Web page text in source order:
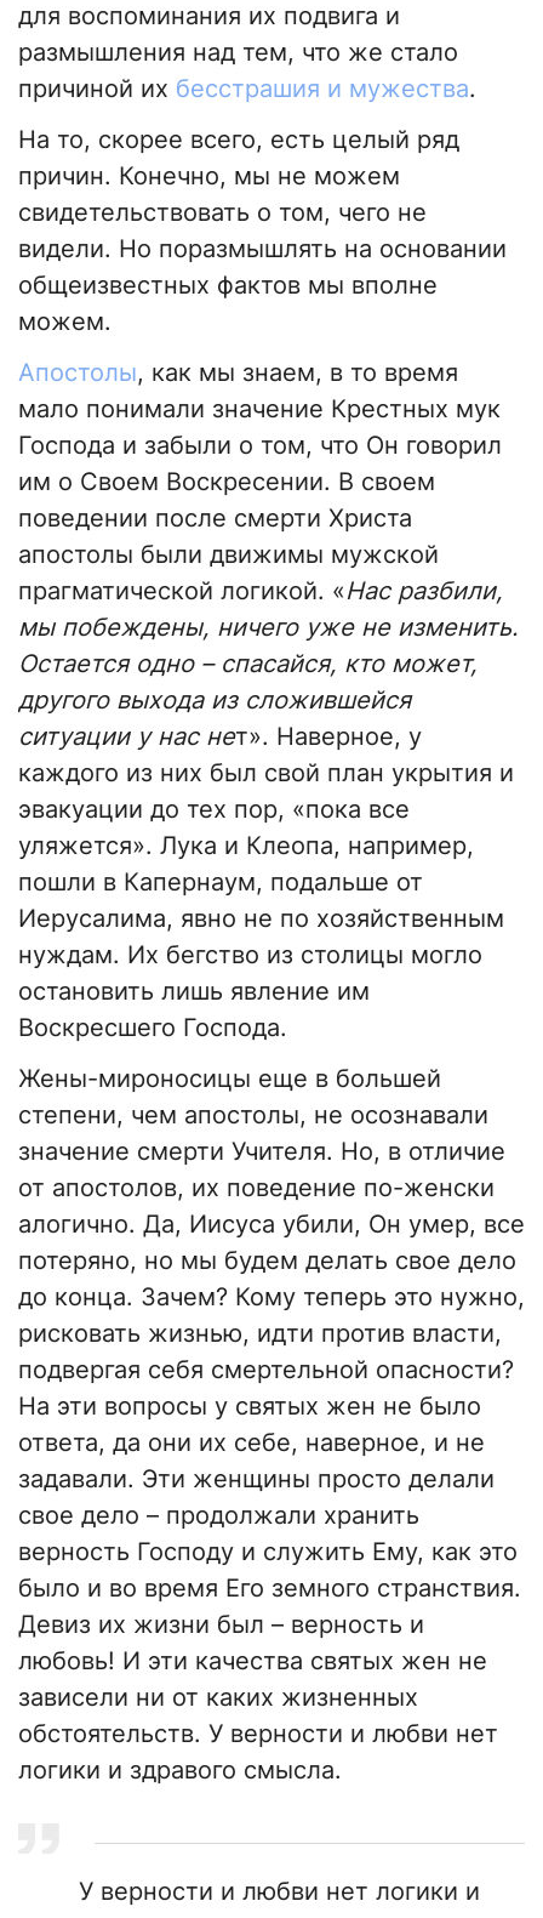
для воспоминания их подвига и
размышления над тем, что же стало
причиной их бесстрашия и мужества.
На то, скорее всего, есть целый ряд
причин. Конечно, мы не можем
свидетельствовать о том, чего не
видели. Но поразмышлять на основании
общеизвестных фактов мы вполне
можем.
Апостолы, как мы знаем, в то время
мало понимали значение Крестных мук
Господа и забыли о том, что Он говорил
им о Своем Воскресении. В своем
поведении после смерти Христа
апостолы были движимы мужской
прагматической логикой. «Нас разбили,
мы побеждены, ничего уже не изменить.
Остается одно – спасайся, кто может,
другого выхода из сложившейся
ситуации у нас нет». Наверное, у
каждого из них был свой план укрытия и
эвакуации до тех пор, «пока все
уляжется». Лука и Клеопа, например,
пошли в Капернаум, подальше от
Иерусалима, явно не по хозяйственным
нуждам. Их бегство из столицы могло
остановить лишь явление им
Воскресшего Господа.
Жены-мироносицы еще в большей
степени, чем апостолы, не осознавали
значение смерти Учителя. Но, в отличие
от апостолов, их поведение по-женски
алогично. Да, Иисуса убили, Он умер, все
потеряно, но мы будем делать свое дело
до конца. Зачем? Кому теперь это нужно,
рисковать жизнью, идти против власти,
подвергая себя смертельной опасности?
На эти вопросы у святых жен не было
ответа, да они их себе, наверное, и не
задавали. Эти женщины просто делали
свое дело – продолжали хранить
верность Господу и служить Ему, как это
было и во время Его земного странствия.
Девиз их жизни был – верность и
любовь! И эти качества святых жен не
зависели ни от каких жизненных
обстоятельств. У верности и любви нет
логики и здравого смысла.
У верности и любви нет логики и